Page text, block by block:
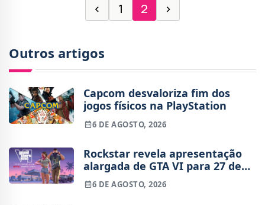
‹ 1 2 ›
Outros artigos
Capcom desvaloriza fim dos
jogos físicos na PlayStation
6 DE AGOSTO, 2026
Rockstar revela apresentação
alargada de GTA VI para 27 de
agosto
6 DE AGOSTO, 2026